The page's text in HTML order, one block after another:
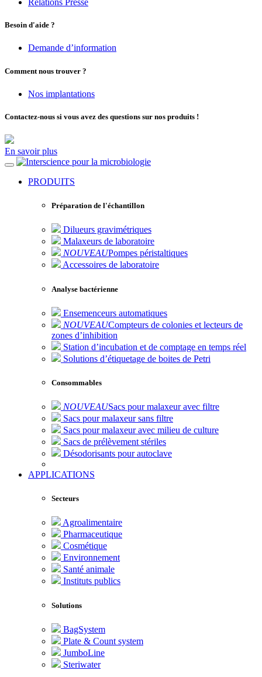
Relations Presse
Besoin d'aide ?
Demande d’information
Comment nous trouver ?
Nos implantations
Contactez-nous si vous avez des questions sur nos produits !
En savoir plus
pour la microbiologie
PRODUITS
Préparation de l'échantillon
Dilueurs gravimétriques
Malaxeurs de laboratoire
NOUVEAUPompes péristaltiques
Accessoires de laboratoire
Analyse bactérienne
Ensemenceurs automatiques
NOUVEAUCompteurs de colonies et lecteurs de
zones d’inhibition
Station d’incubation et de comptage en temps réel
Solutions d’étiquetage de boites de Petri
Consommables
NOUVEAUSacs pour malaxeur avec filtre
Sacs pour malaxeur sans filtre
Sacs pour malaxeur avec milieu de culture
Sacs de prélèvement stériles
Désodorisants pour autoclave
APPLICATIONS
Secteurs
Agroalimentaire
Pharmaceutique
Cosmétique
Environnement
Santé animale
Instituts publics
Solutions
BagSystem
Plate & Count system
JumboLine
Steriwater